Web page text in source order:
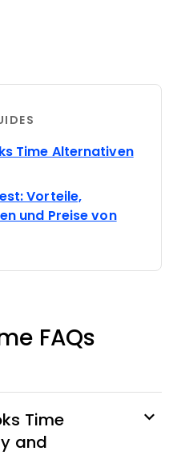
Time Alternativen
new window
Vorteile,
und Preise von
window
FAQs
Time
and